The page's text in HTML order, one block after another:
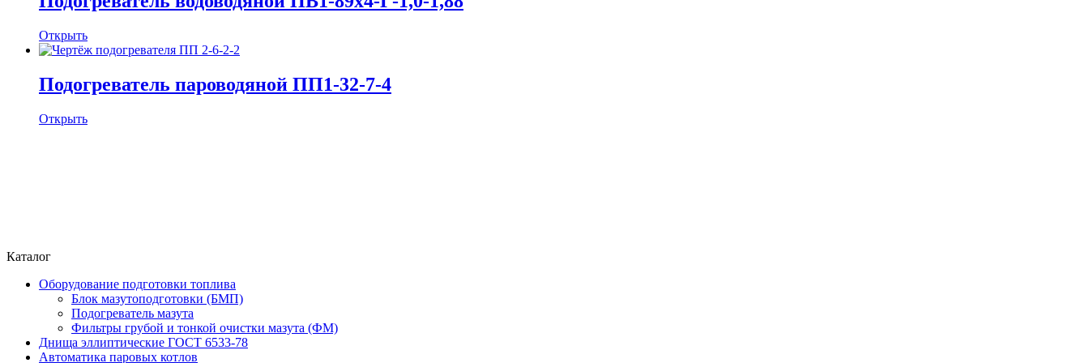
Открыть
Подогреватель пароводяной ПП1-32-7-4
Открыть
Каталог
Оборудование подготовки топлива
Блок мазутоподготовки (БМП)
Подогреватель мазута
Фильтры грубой и тонкой очистки мазута (ФМ)
Днища эллиптические ГОСТ 6533-78
Автоматика паровых котлов